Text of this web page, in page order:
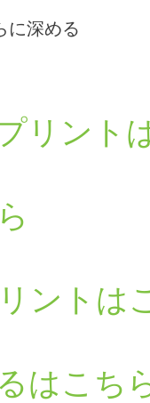
深める
リント
ントは
はこち